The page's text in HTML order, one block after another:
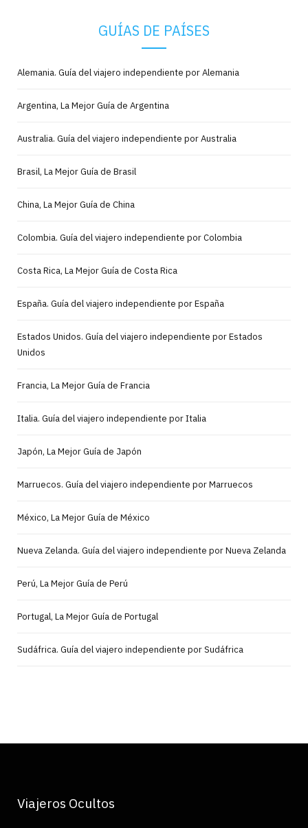
GUÍAS DE PAÍSES
Alemania. Guía del viajero independiente por Alemania
Argentina, La Mejor Guía de Argentina
Australia. Guía del viajero independiente por Australia
Brasil, La Mejor Guía de Brasil
China, La Mejor Guía de China
Colombia. Guía del viajero independiente por Colombia
Costa Rica, La Mejor Guía de Costa Rica
España. Guía del viajero independiente por España
Estados Unidos. Guía del viajero independiente por Estados
Unidos
Francia, La Mejor Guía de Francia
Italia. Guía del viajero independiente por Italia
Japón, La Mejor Guía de Japón
Marruecos. Guía del viajero independiente por Marruecos
México, La Mejor Guía de México
Nueva Zelanda. Guía del viajero independiente por Nueva Zelanda
Perú, La Mejor Guía de Perú
Portugal, La Mejor Guía de Portugal
Sudáfrica. Guía del viajero independiente por Sudáfrica
Viajeros Ocultos